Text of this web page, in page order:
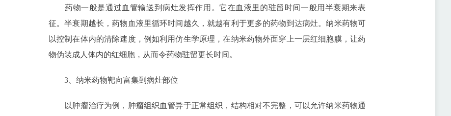
药物一般是通过血管输送到病灶发挥作用。它在血液里的驻留时间一般用半衰期来表
征。半衰期越长，药物血液里循环时间越久，就越有利于更多的药物到达病灶。纳米药物可
以控制在体内的清除速度，例如利用仿生学原理，在纳米药物外面穿上一层红细胞膜，让药
物伪装成人体内的红细胞，从而令药物驻留更长时间。
3、纳米药物靶向富集到病灶部位
以肿瘤治疗为例，肿瘤组织血管异于正常组织，结构相对不完整，可以允许纳米药物通